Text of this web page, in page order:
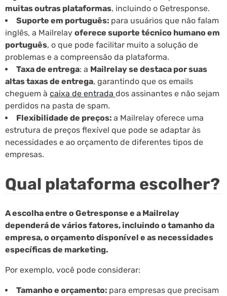
muitas outras plataformas, incluindo o Getresponse.
Suporte em português: para usuários que não falam
inglês, a Mailrelay oferece suporte técnico humano em
português, o que pode facilitar muito a solução de
problemas e a compreensão da plataforma.
Taxa de entrega: a Mailrelay se destaca por suas
altas taxas de entrega, garantindo que os emails
cheguem à caixa de entrada dos assinantes e não sejam
perdidos na pasta de spam.
Flexibilidade de preços: a Mailrelay oferece uma
estrutura de preços flexível que pode se adaptar às
necessidades e ao orçamento de diferentes tipos de
empresas.
Qual plataforma escolher?
A escolha entre o Getresponse e a Mailrelay
dependerá de vários fatores, incluindo o tamanho da
empresa, o orçamento disponível e as necessidades
específicas de marketing.
Por exemplo, você pode considerar:
Tamanho e orçamento: para empresas que precisam